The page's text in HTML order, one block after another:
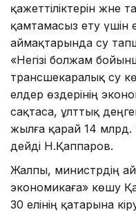
қажеттіліктерін және
қамтамасыз ету үшін
аймақтарында су
«Негізі болжам
трансшекаралық су
елдер өздерінің
сақтаса, ұлттық
жылға қарай 14
дейді Н.Қаппаров.
Жалпы, министрдің
экономикаға» көшу
30 елінің қатарына